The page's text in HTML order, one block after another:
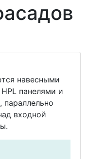
навесными
панелями и
входной